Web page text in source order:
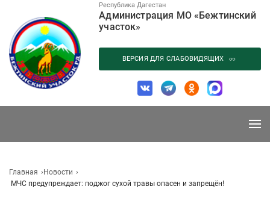
содержанию
Республика Дагестан
Администрация МО «Бежтинский
участок»
ВЕРСИЯ ДЛЯ СЛАБОВИДЯЩИХ
Главная
Новости
️ МЧС предупреждает: поджог сухой травы опасен и запрещён!